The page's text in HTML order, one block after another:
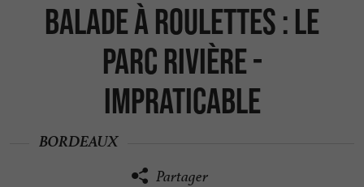
Balade à roulettes : Le
parc Rivière -
Impraticable
BORDEAUX
Partager